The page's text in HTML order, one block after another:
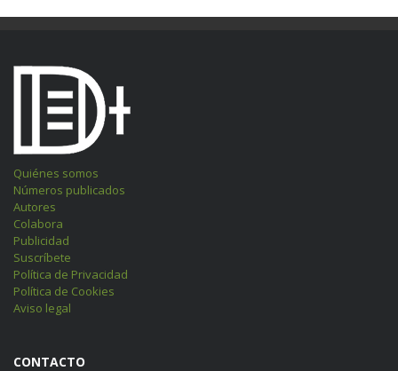
Quiénes somos
Números publicados
Autores
Colabora
Publicidad
Suscríbete
Política de Privacidad
Política de Cookies
Aviso legal
CONTACTO